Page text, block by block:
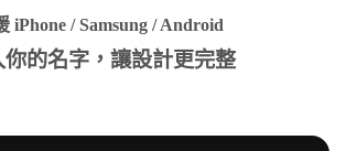
iPhone / Samsung / Android
你的名字，讓設計更完整